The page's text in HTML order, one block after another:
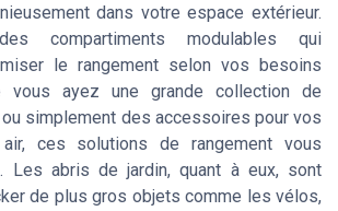
dans votre espace extérieur.
compartiments modulables qui
le rangement selon vos besoins
vous ayez une grande collection de
simplement des accessoires pour vos
ces solutions de rangement vous
Les abris de jardin, quant à eux, sont
de plus gros objets comme les vélos,